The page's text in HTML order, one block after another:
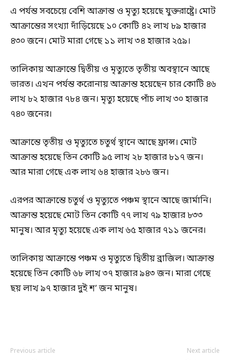
এ পর্যন্ত সবচেয়ে বেশি আক্রান্ত ও মৃত্যু হয়েছে যুক্তরাষ্ট্রে। মোট
আক্রান্তের সংখ্যা দাঁড়িয়েছে ১০ কোটি ৪২ লাখ ৮৯ হাজার
৪৩০ জনে। মোট মারা গেছে ১১ লাখ ৩৪ হাজার ২৫৯।
তালিকায় আক্রান্তে দ্বিতীয় ও মৃত্যুতে তৃতীয় অবস্থানে আছে
ভারত। এখন পর্যন্ত করোনায় আক্রান্ত হয়েছেন চার কোটি ৪৬
লাখ ৮২ হাজার ৭৮৪ জন। মৃত্যু হয়েছে পাঁচ লাখ ৩০ হাজার
৭৪০ জনের।
আক্রান্তে তৃতীয় ও মৃত্যুতে চতুর্থ স্থানে আছে ফ্রান্স। মোট
আক্রান্ত হয়েছে তিন কোটি ৯৫ লাখ ২৮ হাজার ৮১৭ জন।
আর মারা গেছে এক লাখ ৬৪ হাজার ২৮৬ জন।
এরপর আক্রান্তে চতুর্থ ও মৃত্যুতে পঞ্চম স্থানে আছে জার্মানি।
আক্রান্ত হয়েছে মোট তিন কোটি ৭৭ লাখ ৭৯ হাজার ৮৩৩
মানুষ। আর মৃত্যু হয়েছে এক লাখ ৬৫ হাজার ৭১১ জনের।
তালিকায় আক্রান্তে পঞ্চম ও মৃত্যুতে দ্বিতীয় ব্রাজিল। আক্রান্ত
হয়েছে তিন কোটি ৬৮ লাখ ৩৭ হাজার ৯৪৩ জন। মারা গেছে
ছয় লাখ ৯৭ হাজার দুই শ’ জন মানুষ।
Previous article Next article